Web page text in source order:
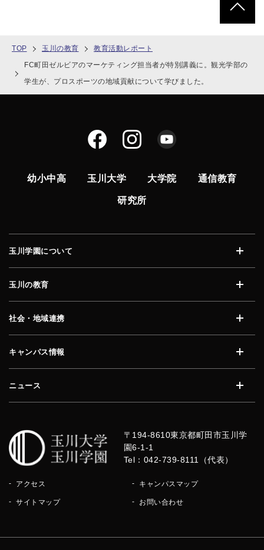
TOP 玉川の教育
教育活動レポート
FC町田ゼルビアのマーケティング担当者が特別講義に。観光学部の
学生が、プロスポーツの地域貢献について学びました。
幼小中高 玉川大学 大学院 通信教育
研究所
玉川学園について
玉川の教育
社会・地域連携
キャンパス情報
ニュース
〒194-8610東京都町田市玉川学
園6-1-1
Tel：042-739-8111（代表）
アクセス キャンパスマップ
サイトマップ お問い合わせ